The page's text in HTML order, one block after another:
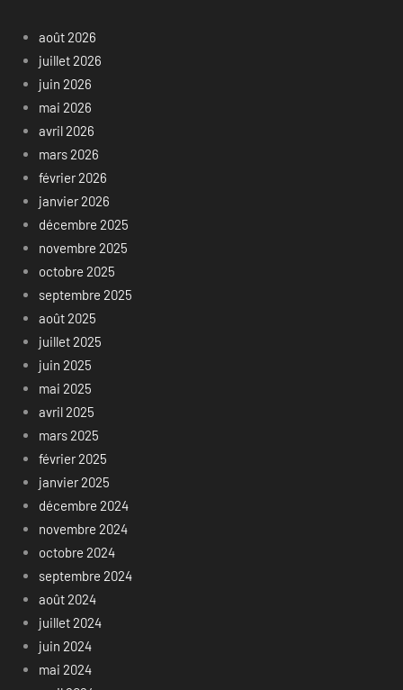
août 2026
juillet 2026
juin 2026
mai 2026
avril 2026
mars 2026
février 2026
janvier 2026
décembre 2025
novembre 2025
octobre 2025
septembre 2025
août 2025
juillet 2025
juin 2025
mai 2025
avril 2025
mars 2025
février 2025
janvier 2025
décembre 2024
novembre 2024
octobre 2024
septembre 2024
août 2024
juillet 2024
juin 2024
mai 2024